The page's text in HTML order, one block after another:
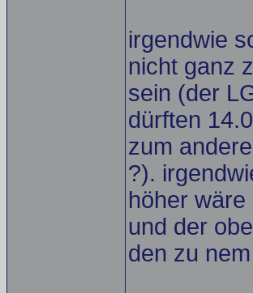
irgendwie
nicht ganz
sein (der
dürften
zum
?).
höher wäre
und der
den zu